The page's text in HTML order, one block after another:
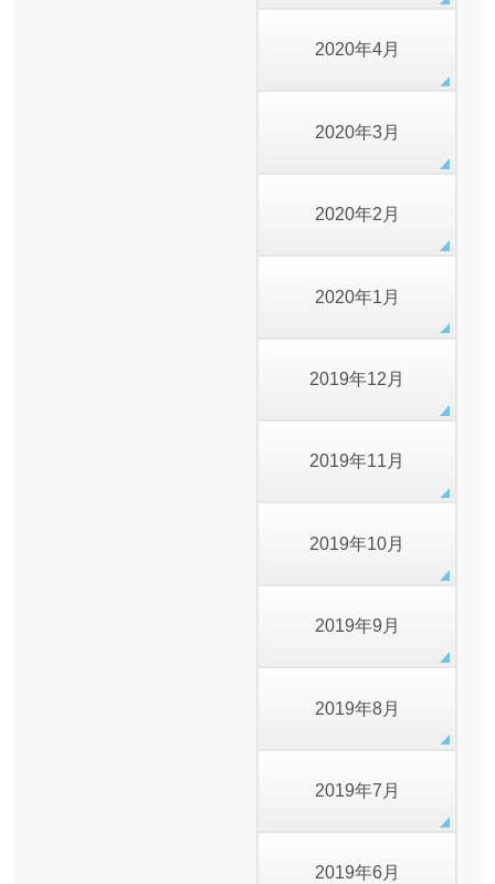
2020年4月
2020年3月
2020年2月
2020年1月
2019年12月
2019年11月
2019年10月
2019年9月
2019年8月
2019年7月
2019年6月